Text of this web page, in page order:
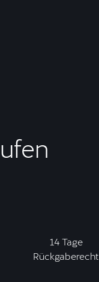
14 Tage
Rückgaberecht